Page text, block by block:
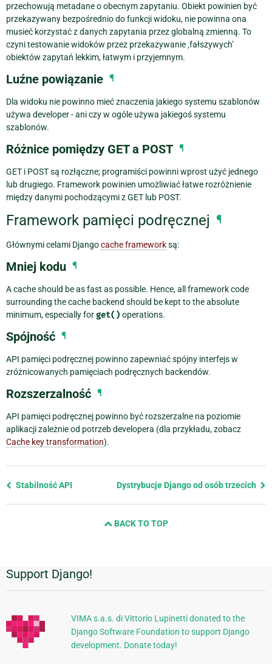
przechowują metadane o obecnym zapytaniu. Obiekt powinien być
przekazywany bezpośrednio do funkcji widoku, nie powinna ona
musieć korzystać z danych zapytania przez globalną zmienną. To
czyni testowanie widoków przez przekazywanie ‚fałszywych’
obiektów zapytań lekkim, łatwym i przyjemnym.
Luźne powiązanie ¶
Dla widoku nie powinno mieć znaczenia jakiego systemu szablonów
używa developer - ani czy w ogóle używa jakiegoś systemu
szablonów.
Różnice pomiędzy GET a POST ¶
GET i POST są rozłączne; programiści powinni wprost użyć jednego
lub drugiego. Framework powinien umożliwiać łatwe rozróżnienie
między danymi pochodzącymi z GET lub POST.
Framework pamięci podręcznej ¶
Głównymi celami Djangocache frameworksą:
Mniej kodu ¶
A cache should be as fast as possible. Hence, all framework code
surrounding the cache backend should be kept to the absolute
minimum, especially forget() operations.
Spójność ¶
API pamięci podręcznej powinno zapewniać spójny interfejs w
zróżnicowanych pamięciach podręcznych backendów.
Rozszerzalność ¶
API pamięci podręcznej powinno być rozszerzalne na poziomie
aplikacji zależnie od potrzeb developera (dla przykładu, zobacz
Cache key transformation).
Previous
Stabilność API Dystrybucje Django od osób trzecich
BACK TO TOP
Dodatkowe
informacje
Support Django!
VIMA s.a.s. di Vittorio Lupinetti donated to the
Django Software Foundation to support Django
development. Donate today!